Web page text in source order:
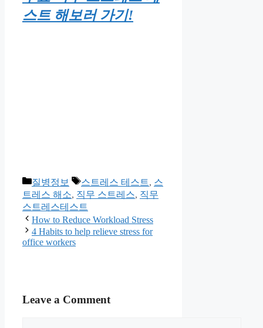
스트 해보러 가기!
Categories
질병정보 Tags
스트레스 테스트, 스
트레스 해소, 직무 스트레스, 직무
스트레스테스트
How to Reduce Workload Stress
4 Habits to help relieve stress for
office workers
Leave a Comment